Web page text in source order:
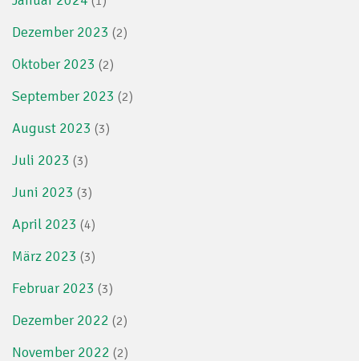
Dezember 2023 (2)
Oktober 2023 (2)
September 2023 (2)
August 2023 (3)
Juli 2023 (3)
Juni 2023 (3)
April 2023 (4)
März 2023 (3)
Februar 2023 (3)
Dezember 2022 (2)
November 2022 (2)